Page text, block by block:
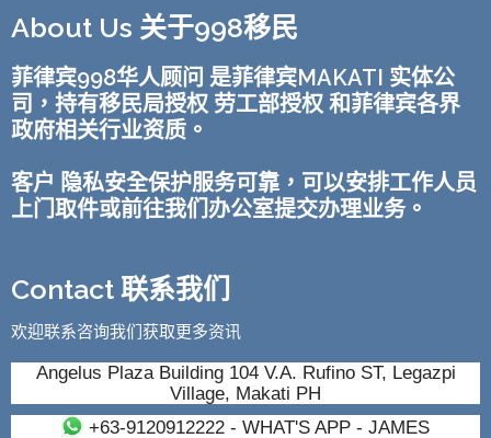
About Us 关于998移民
菲律宾998华人顾问 是菲律宾MAKATI 实体公
司，持有移民局授权 劳工部授权 和菲律宾各界
政府相关行业资质。
客户 隐私安全保护服务可靠，可以安排工作人员
上门取件或前往我们办公室提交办理业务。
Contact 联系我们
欢迎联系咨询我们获取更多资讯
Angelus Plaza Building 104 V.A. Rufino ST, Legazpi
Village, Makati PH
+63-9120912222- WHAT'S APP - JAMES